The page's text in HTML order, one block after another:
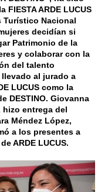
FIESTA ARDE LUCUS
Turístico Nacional
decidían si
Patrimonio de la
y colaborar con la
del talento
al jurado a
LUCUS como la
DESTINO.Giovanna
hizo entrega del
Méndez López,
a los presentes a
ARDE LUCUS.